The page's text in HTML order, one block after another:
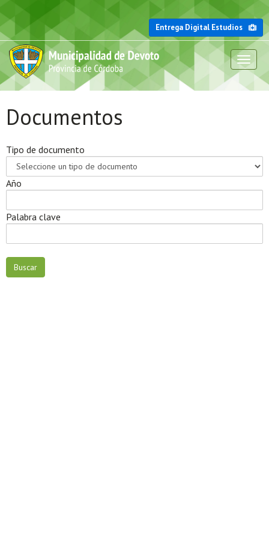
Entrega Digital Estudios
Documentos
Tipo de documento
Año
Palabra clave